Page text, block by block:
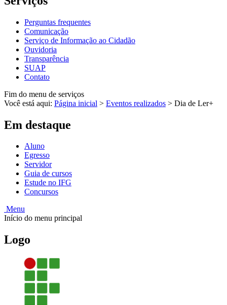
Perguntas frequentes
Comunicação
Serviço de Informação ao Cidadão
Ouvidoria
Transparência
SUAP
Contato
Fim do menu de serviços
Você está aqui: Página inicial > Eventos realizados > Dia de Ler+
Em destaque
Aluno
Egresso
Servidor
Guia de cursos
Estude no IFG
Concursos
Menu
Início do menu principal
Logo